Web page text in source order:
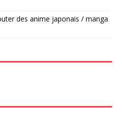
des anime japonais / manga